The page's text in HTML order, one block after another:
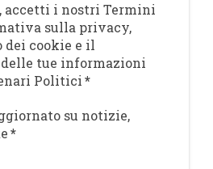
accetti i nostri Termini
sulla privacy,
dei cookie e il
tue informazioni
Politici*
su notizie,
*